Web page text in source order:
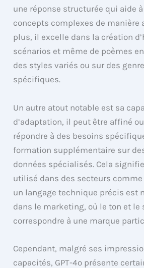
une réponse structurée qui aide
concepts complexes de manière
plus, il excelle dans la création
scénarios et même de poèmes
des styles variés ou sur des
spécifiques.
Un autre atout notable est sa
d’adaptation, il peut être affiné
répondre à des besoins
formation supplémentaire sur
données spécialisés. Cela
utilisé dans des secteurs
un langage technique précis est
dans le marketing, où le ton et le
correspondre à une marque
Cependant, malgré ses
capacités, GPT-4o présente